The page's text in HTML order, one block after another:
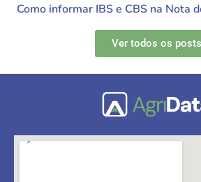
Como informar IBS e CBS na Nota
Ver todos os posts